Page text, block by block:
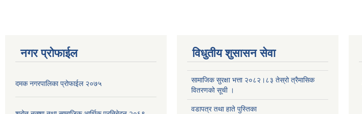
नगर प्रोफाईल
दमक नगरपालिका प्रोफाईल २०७५
विधुतीय शुसासन सेवा
सामाजिक सुरक्षा भत्ता २०८२।८३ तेस्रो त्रैमासिक
वितरणको सूची ।
वडापत्र तथा हाते पुस्तिका